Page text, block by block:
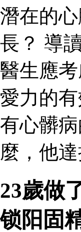
潛在的
長？ 導
醫生應
愛力的
有心髒
麼，他
23歲做
锁阳固